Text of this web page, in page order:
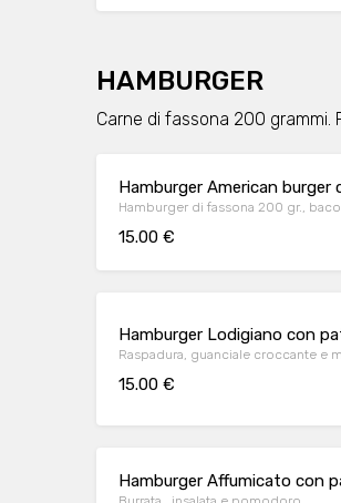
HAMBURGER
Carne di fassona 200
Hamburger American
Hamburger di fassona 200 gr.,
15.00 €
Hamburger Lodigiano con
Raspadura, guanciale croccante e
15.00 €
Hamburger Affumicato con